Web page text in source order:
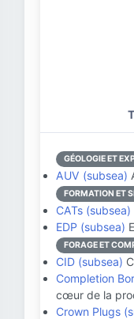
GÉOLOGIE ET
AUV (subsea)
FORMATION ET
CATs (subsea)
EDP (subsea)
FORAGE ET
CID (subsea)
Completion
cœur de la
Crown Plugs